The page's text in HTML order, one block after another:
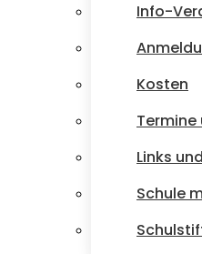
Info-
Kosten
Termine
Links
Schule